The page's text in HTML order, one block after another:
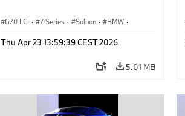
G70 LCI · 7 Series · Saloon · BMW ·
Thu Apr 23 13:59:39 CEST 2026
5.01 MB